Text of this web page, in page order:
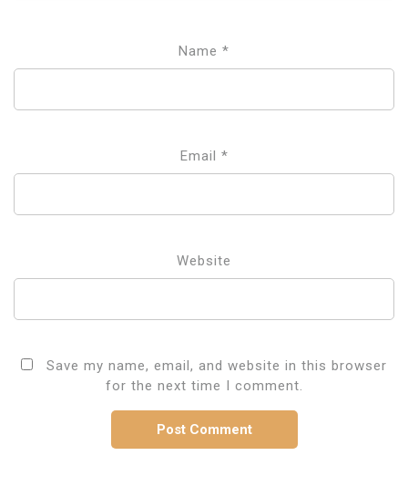
Name *
Email *
Website
Save my name, email, and website in this browser
for the next time I comment.